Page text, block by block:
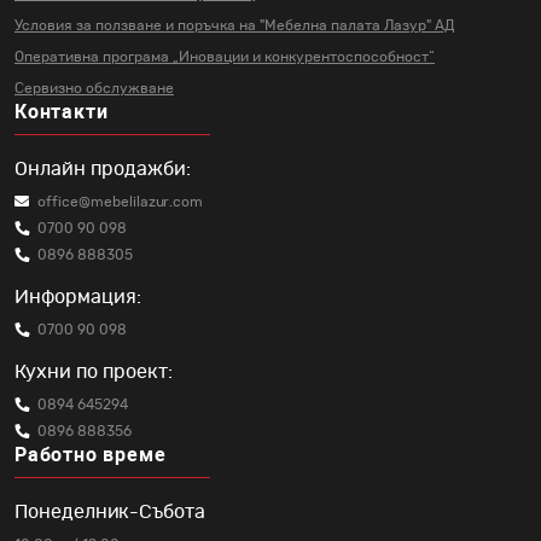
Условия за ползване и поръчка на "Мебелна палата Лазур" АД
Оперативна програма „Иновации и конкурентоспособност“
Сервизно обслужване
Контакти
Онлайн продажби:
office@mebelilazur.com
0700 90 098
0896 888305
Информация:
0700 90 098
Кухни по проект:
0894 645294
0896 888356
Работно време
Понеделник-Събота